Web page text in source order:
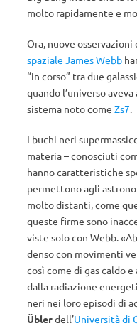
molto rapidamente e
Ora, nuove
spaziale James Webb
“in corso” tra due
quando l’universo aveva
sistema noto come Zs7.
I buchi neri
materia – conosciuti
hanno caratteristiche
permettono agli
molto distanti, come
queste firme sono
viste solo con Webb.
denso con movimenti
così come di gas caldo
dalla radiazione
neri nei loro episodi di
Üblerdell’Università di